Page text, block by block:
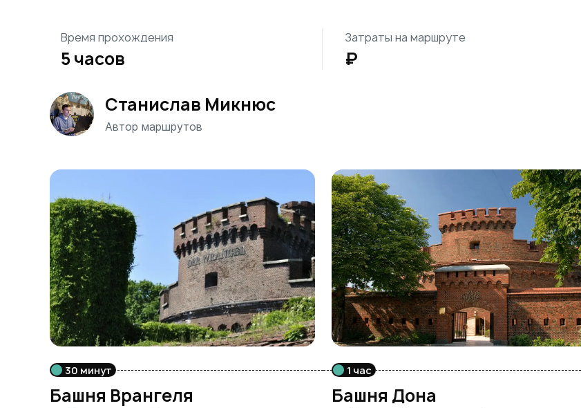
Станислав Микнюс
Автор маршрутов
Время прохождения
5 часов
Затраты на маршруте
₽
30 минут
Башня Врангеля
1 час
Башня Дона